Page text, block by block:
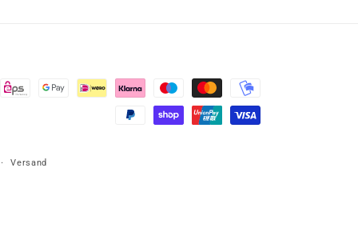
Versand